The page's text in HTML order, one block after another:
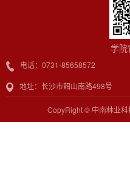
学院
电话：0731-85658572
地址：长沙市韶山南路498号
CopyRight © 中南林业